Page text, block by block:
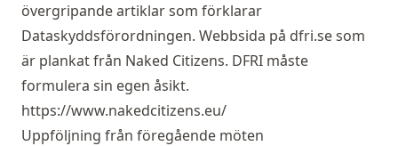
övergripande artiklar som förklarar
Dataskyddsförordningen. Webbsida på dfri.se som
är plankat från Naked Citizens. DFRI måste
formulera sin egen åsikt.
https://www.nakedcitizens.eu/
Uppföljning från föregående möten